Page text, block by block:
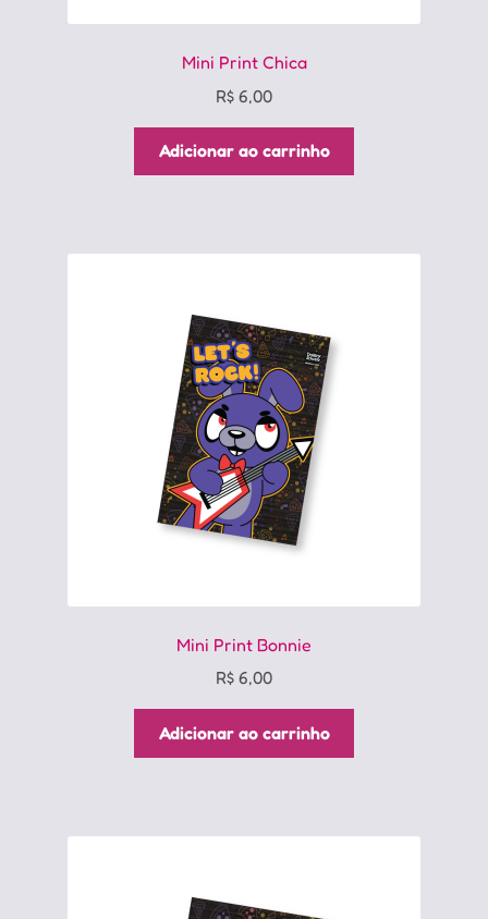
Mini Print Chica
R$ 6,00
Adicionar ao carrinho
Mini Print Bonnie
R$ 6,00
Adicionar ao carrinho